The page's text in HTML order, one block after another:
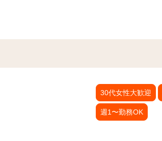
30代女性大歓迎
週1〜勤務OK